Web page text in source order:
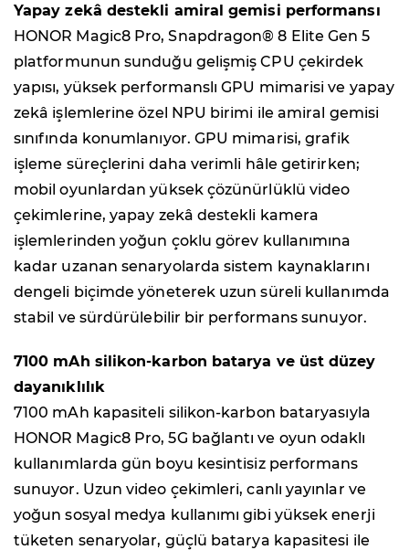
Yapay zekâ destekli amiral gemisi performansı
HONOR Magic8 Pro, Snapdragon® 8 Elite Gen 5
platformunun sunduğu gelişmiş CPU çekirdek
yapısı, yüksek performanslı GPU mimarisi ve yapay
zekâ işlemlerine özel NPU birimi ile amiral gemisi
sınıfında konumlanıyor. GPU mimarisi, grafik
işleme süreçlerini daha verimli hâle getirirken;
mobil oyunlardan yüksek çözünürlüklü video
çekimlerine, yapay zekâ destekli kamera
işlemlerinden yoğun çoklu görev kullanımına
kadar uzanan senaryolarda sistem kaynaklarını
dengeli biçimde yöneterek uzun süreli kullanımda
stabil ve sürdürülebilir bir performans sunuyor.
7100 mAh silikon-karbon batarya ve üst düzey
dayanıklılık
7100 mAh kapasiteli silikon-karbon bataryasıyla
HONOR Magic8 Pro, 5G bağlantı ve oyun odaklı
kullanımlarda gün boyu kesintisiz performans
sunuyor. Uzun video çekimleri, canlı yayınlar ve
yoğun sosyal medya kullanımı gibi yüksek enerji
tüketen senaryolar, güçlü batarya kapasitesi ile